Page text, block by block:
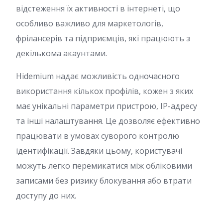
відстеження їх активності в інтернеті, що
особливо важливо для маркетологів,
фрілансерів та підприємців, які працюють з
декількома акаунтами.
Hidemium надає можливість одночасного
використання кількох профілів, кожен з яких
має унікальні параметри пристрою, IP-адресу
та інші налаштування. Це дозволяє ефективно
працювати в умовах суворого контролю
ідентифікації. Завдяки цьому, користувачі
можуть легко перемикатися між обліковими
записами без ризику блокування або втрати
доступу до них.